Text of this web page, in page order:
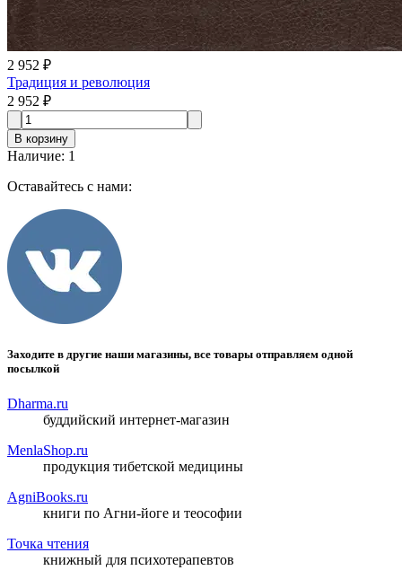
2 952 ₽
Традиция и революция
2 952 ₽
В корзину
Наличие: 1
Оставайтесь с нами:
Заходите в другие наши магазины, все товары отправляем одной
посылкой
Dharma.ru
буддийский интернет-магазин
MenlaShop.ru
продукция тибетской медицины
AgniBooks.ru
книги по Агни-йоге и теософии
Точка чтения
книжный для психотерапевтов